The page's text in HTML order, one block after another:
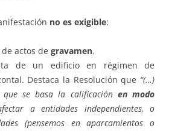
no es exigible:
actos de gravamen.
de un edificio en régimen de
Destaca la Resolución que “(…)
se basa la calificación en modo
a entidades independientes, o
(pensemos en aparcamientos o